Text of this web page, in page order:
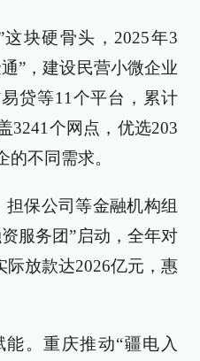
块硬骨头，2025年3
”，建设民营小微企业
贷等11个平台，累计
3241个网点，优选203
不同需求。
保公司等金融机构组
服务团”启动，全年对
际放款达2026亿元，惠
。重庆推动“疆电入